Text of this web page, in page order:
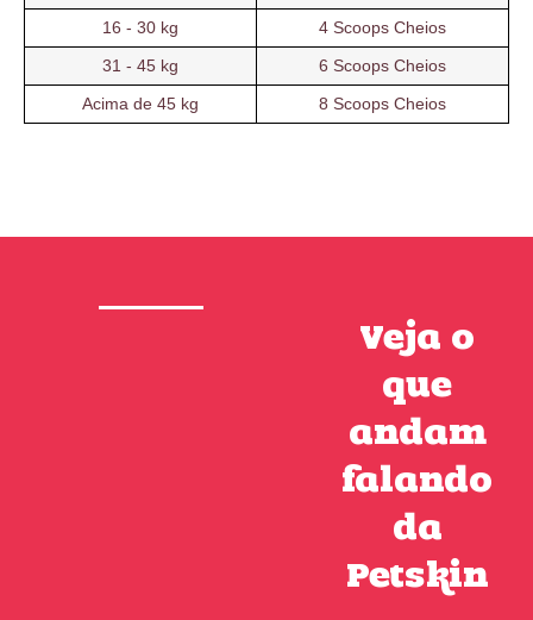
16 - 30 kg
4 Scoops Cheios
31 - 45 kg
6 Scoops Cheios
Acima de 45 kg
8 Scoops Cheios
Veja o
que
andam
falando
da
Petskin